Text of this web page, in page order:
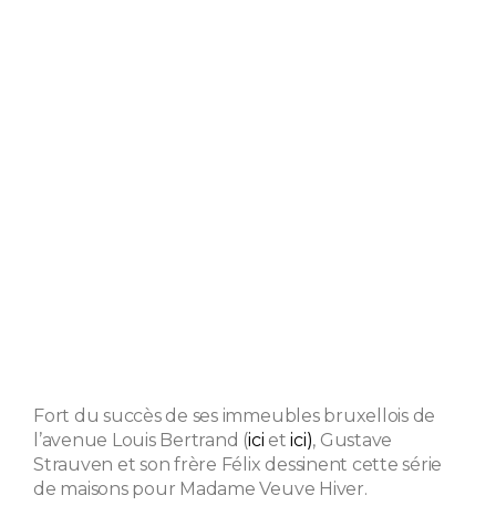
Fort du succès de ses immeubles bruxellois de
l’avenue Louis Bertrand (ici etici), Gustave
Strauven et son frère Félix dessinent cette série
de maisons pour Madame Veuve Hiver.